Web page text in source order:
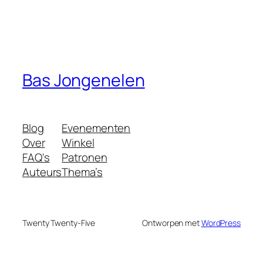
Bas Jongenelen
Blog
Over
FAQ's
Auteurs
Evenementen
Winkel
Patronen
Thema’s
Twenty Twenty-Five Ontworpen metWordPress